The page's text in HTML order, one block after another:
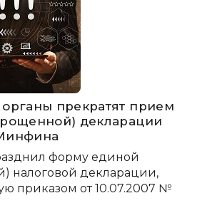
прекратят прием
декларации
форму единой
налоговой декларации,
приказом от 10.07.2007 №